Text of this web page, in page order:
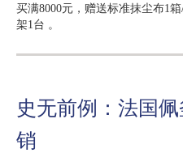
买满8000元，赠送标准抹尘布1
架1台 。
史无前例：法国
销